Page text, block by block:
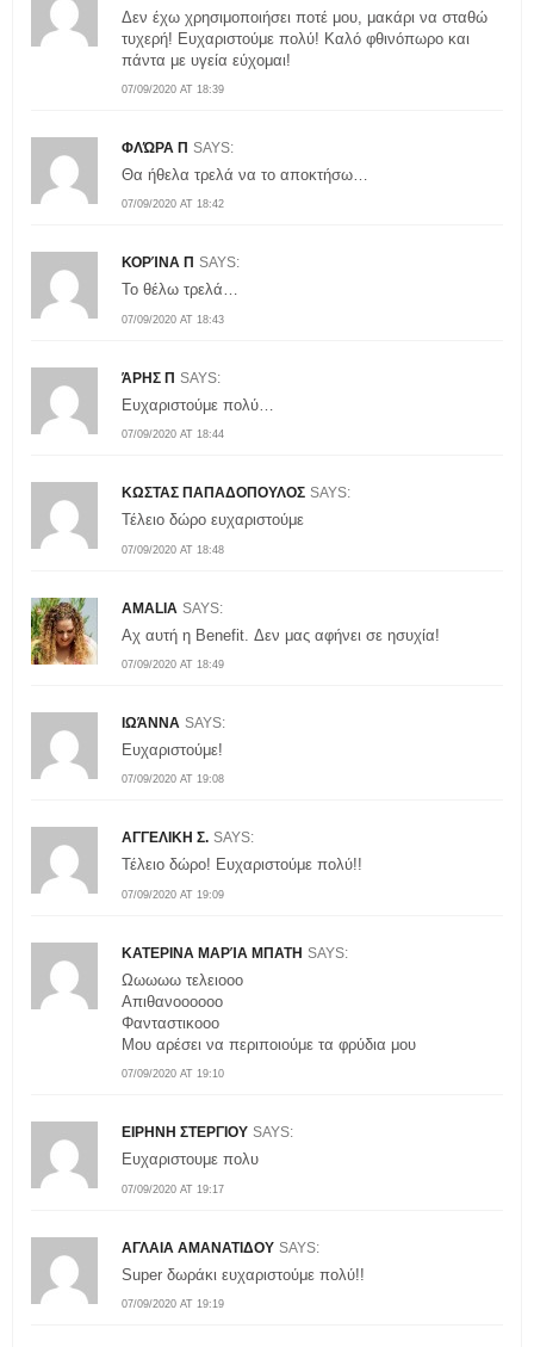
07/09/2020 AT 18:39
Δεν έχω χρησιμοποιήσει ποτέ μου, μακάρι να σταθώ
τυχερή! Ευχαριστούμε πολύ! Καλό φθινόπωρο και
πάντα με υγεία εύχομαι!
ΦΛΏΡΑ Π SAYS:
07/09/2020 AT 18:42
Θα ήθελα τρελά να το αποκτήσω…
ΚΟΡΊΝΑ Π SAYS:
07/09/2020 AT 18:43
Το θέλω τρελά…
ΆΡΗΣ Π SAYS:
07/09/2020 AT 18:44
Ευχαριστούμε πολύ…
ΚΩΣΤΑΣ ΠΑΠΑΔΟΠΟΥΛΟΣ SAYS:
07/09/2020 AT 18:48
Τέλειο δώρο ευχαριστούμε
AMALIA SAYS:
07/09/2020 AT 18:49
Αχ αυτή η Benefit. Δεν μας αφήνει σε ησυχία!
ΙΩΆΝΝΑ SAYS:
07/09/2020 AT 19:08
Ευχαριστούμε!
ΑΓΓΕΛΙΚΗ Σ. SAYS:
07/09/2020 AT 19:09
Τέλειο δώρο! Ευχαριστούμε πολύ!!
ΚΑΤΕΡΙΝΑ ΜΑΡΊΑ ΜΠΑΤΗ SAYS:
07/09/2020 AT 19:10
Ωωωωω τελειοοο
Απιθανοοοοοο
Φανταστικοοο
Μου αρέσει να περιποιούμε τα φρύδια μου
ΕΙΡΗΝΗ ΣΤΕΡΓΙΟΥ SAYS:
07/09/2020 AT 19:17
Ευχαριστουμε πολυ
ΑΓΛΑΙΑ ΑΜΑΝΑΤΙΔΟΥ SAYS:
07/09/2020 AT 19:19
Super δωράκι ευχαριστούμε πολύ!!